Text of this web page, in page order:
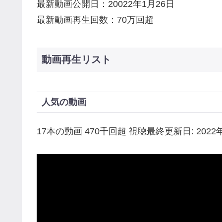
最新動画公開日：20022年1月26日
最新動画再生回数：70万回超
動画再生リスト
人気の動画
17本の動画 470千回超 視聴最終更新日: 2022